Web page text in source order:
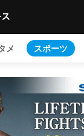
メ スポーツ